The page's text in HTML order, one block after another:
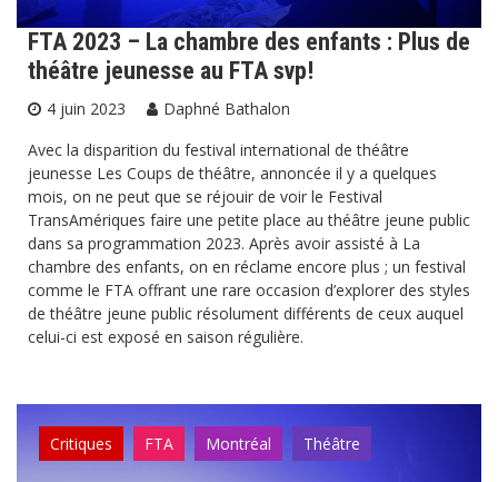
FTA 2023 – La chambre des enfants : Plus de
théâtre jeunesse au FTA svp!
4 juin 2023
Daphné Bathalon
Avec la disparition du festival international de théâtre
jeunesse Les Coups de théâtre, annoncée il y a quelques
mois, on ne peut que se réjouir de voir le Festival
TransAmériques faire une petite place au théâtre jeune public
dans sa programmation 2023. Après avoir assisté à La
chambre des enfants, on en réclame encore plus ; un festival
comme le FTA offrant une rare occasion d’explorer des styles
de théâtre jeune public résolument différents de ceux auquel
celui-ci est exposé en saison régulière.
Critiques FTA Montréal Théâtre